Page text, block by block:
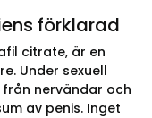
förklarad
citrate, är en
Under sexuell
nervändar och
av penis. Inget